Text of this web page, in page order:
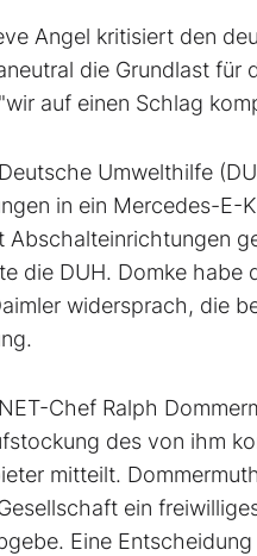
Angel kritisiert den
die Grundlast für
auf einen Schlag
Umwelthilfe
in ein Mercedes-E-
Abschalteinrichtungen
die DUH. Domke
widersprach, die
Chef Ralph
des von ihm
mitteilt.
ein
Eine